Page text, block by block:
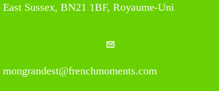
East Sussex, BN21 1BF, Royaume-Uni
mongrandest@frenchmoments.com